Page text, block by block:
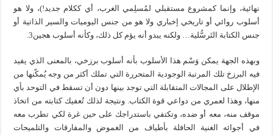
نهائية، وإنما كمشروع مستقبلي لمُسلِمي الغرب، أي ككلام جديد!)، ولا هو
أسلوب روائي أو تاريخي إخباري ولا هو من جنس اليوميات والسير الذاتية أو
جنس الكتابة التَرسُّلية… ولكنه يبدو أنه يؤم كل ذلك، وكأنه أسلوب هجين3.
وبهذه الجهة يمكن وَسْم هذا الأسلوب بأنه أسلوب برزخي، بالمعنى الذي يفيد
فيه البرزخ تلك المرتبة الوجودية المتحررة التي تملك أكثر من وجه يُمكّنها من
الإطلال على المجالات المتقابلة التي توجد بينها دون أن تسقط في التوحد بأي
منها، وهذا لعمري من دواعي قوة الكتاب. ونتيجة لذلك تُعفيك كتابته من اتخاذ
موقف منه، معه أو ضده، وتكتفي باستدراجك على حين غرة لكي تطرب معه
في أجوائه الغنية الحافلة بأطياف من الغموض والمفارقات والتلميحات